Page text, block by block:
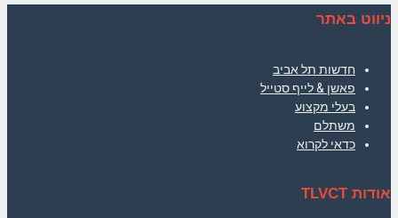
ניווט באתר
חדשות תל אביב
פאשן & לייף סטייל
בעלי מקצוע
משתלם
כדאי לקרוא
אודות TLVCT